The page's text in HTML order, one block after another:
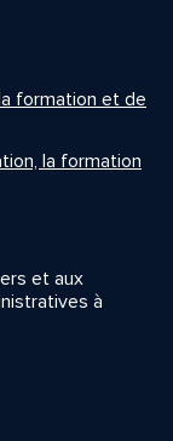
formation et de
la formation
et aux
à